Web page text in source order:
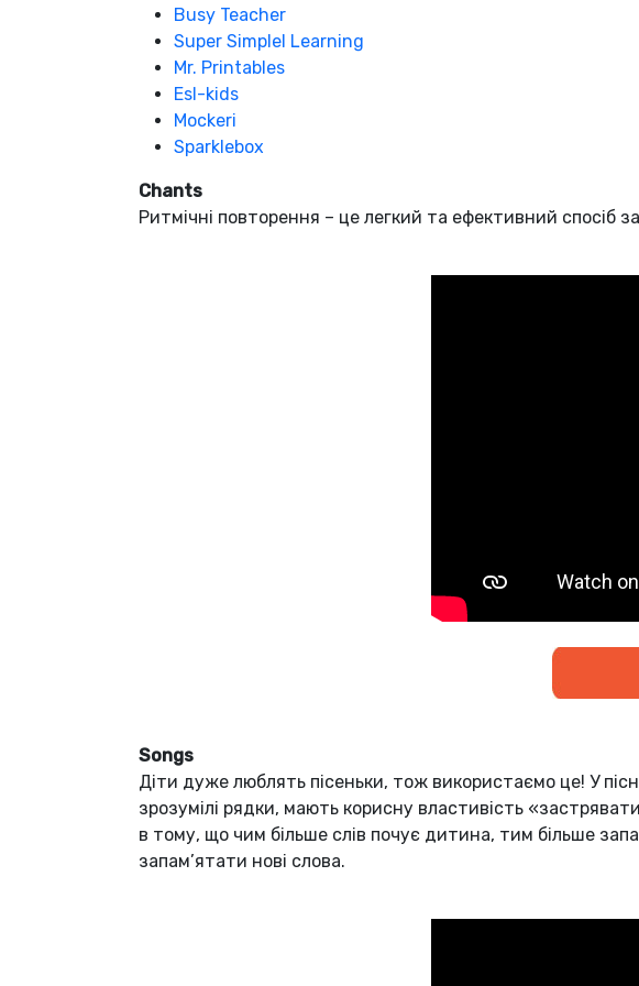
Busy Teacher
Super Simplel Learning
Mr. Printables
Esl-kids
Mockeri
Sparklebox
Chants
Ритмічні повторення – це легкий та ефективний спосіб
Songs
Діти дуже люблять пісеньки, тож використаємо це! У
зрозумілі рядки, мають корисну властивість
в тому, що чим більше слів почує дитина, тим більше
запам’ятати нові слова.